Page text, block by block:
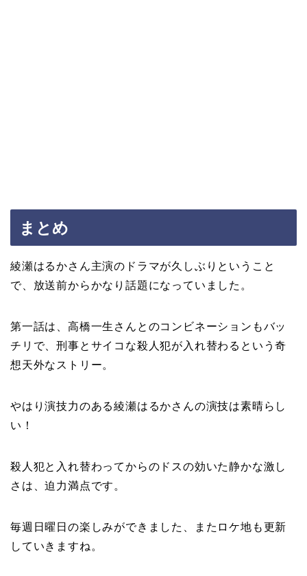
まとめ
綾瀬はるかさん主演のドラマが久しぶりということ
で、放送前からかなり話題になっていました。
第一話は、高橋一生さんとのコンビネーションもバッ
チリで、刑事とサイコな殺人犯が入れ替わるという奇
想天外なストリー。
やはり演技力のある綾瀬はるかさんの演技は素晴らし
い！
殺人犯と入れ替わってからのドスの効いた静かな激し
さは、迫力満点です。
毎週日曜日の楽しみができました、またロケ地も更新
していきますね。